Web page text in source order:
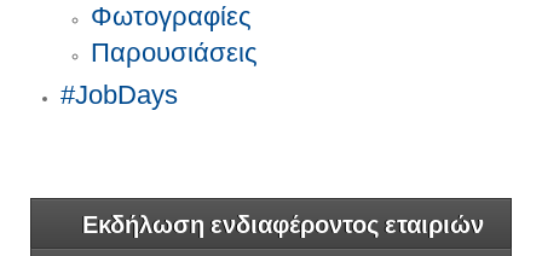
Φωτογραφίες
Παρουσιάσεις
#JobDays
Εκδήλωση ενδιαφέροντος εταιριών